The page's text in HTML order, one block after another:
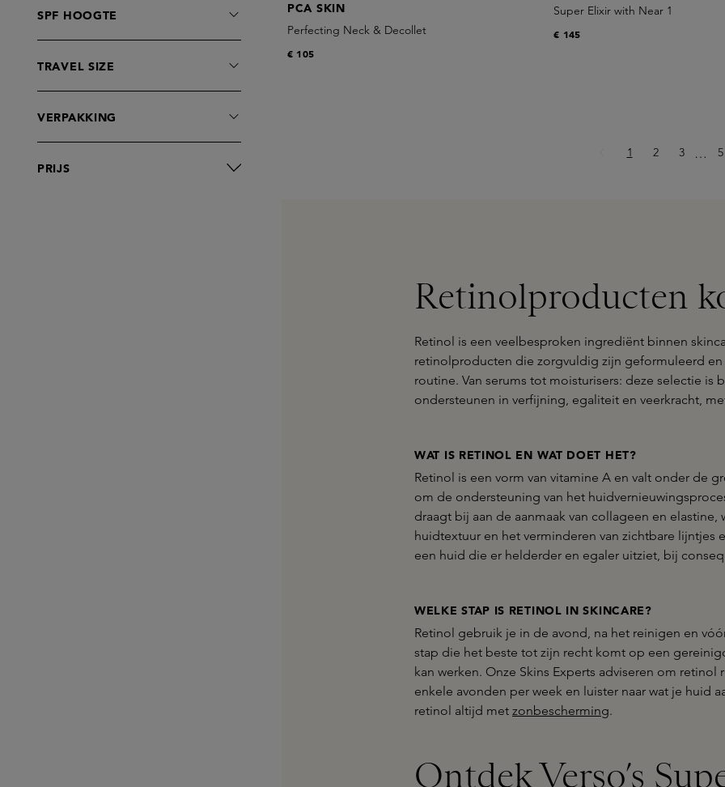
Verso
Zelens
Zenology
SPF HOOGTE
TRAVEL SIZE
VERPAKKING
PRIJS
PCA SKIN
Perfecting Neck & Decollet
€ 105
Super Elixir with Near 1
€ 145
Pagina
1 Pagina
2 Pagina
3 Ellipsis
… 5
Retinolproducten
Retinol is een veelbesproken ingrediënt binnen
retinolproducten die zorgvuldig zijn geformuleerd en
routine. Van serums tot moisturisers: deze selectie is
ondersteunen in verfijning, egaliteit en veerkracht,
WAT IS RETINOL EN WAT DOET HET?
Retinol is een vorm van vitamine A en valt onder de
om de ondersteuning van het
draagt bij aan de aanmaak van collageen en elastine,
huidtextuur en het verminderen van zichtbare lijntjes
een huid die er helderder en egaler uitziet, bij
WELKE STAP IS RETINOL IN SKINCARE?
Retinol gebruik je in de avond, na het reinigen en
stap die het beste tot zijn recht komt op een
kan werken. Onze Skins Experts adviseren om retinol
enkele avonden per week en luister naar wat je huid
retinol altijd met zonbescherming.
Ontdek Verso’s